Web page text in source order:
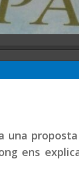
una
ens